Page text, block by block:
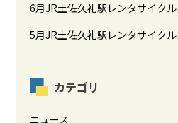
6月JR土佐久礼駅レンタサイク
5月JR土佐久礼駅レンタサイク
カテゴリ
ニュース